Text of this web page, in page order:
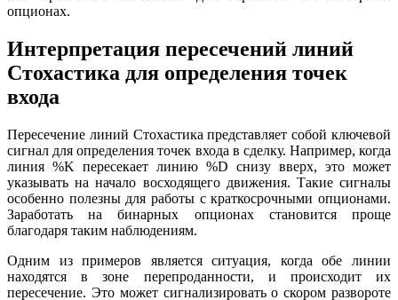
опционах.
Интерпретация пересечений линий
Стохастика для определения точек
входа
Пересечение линий Стохастика представляет собой ключевой
сигнал для определения точек входа в сделку. Например, когда
линия %K пересекает линию %D снизу вверх, это может
указывать на начало восходящего движения. Такие сигналы
особенно полезны для работы с краткосрочными опционами.
Заработать на бинарных опционах становится проще
благодаря таким наблюдениям.
Одним из примеров является ситуация, когда обе линии
находятся в зоне перепроданности, и происходит их
пересечение. Это может сигнализировать о скором развороте